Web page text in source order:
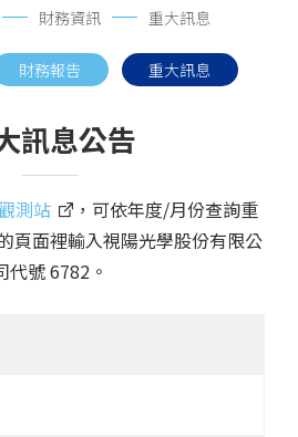
財務資訊 重大訊息
財務報告 重大訊息
訊息公告
測站
，可依年度/月份查詢重
頁面裡輸入視陽光學股份有限公
代號 6782。